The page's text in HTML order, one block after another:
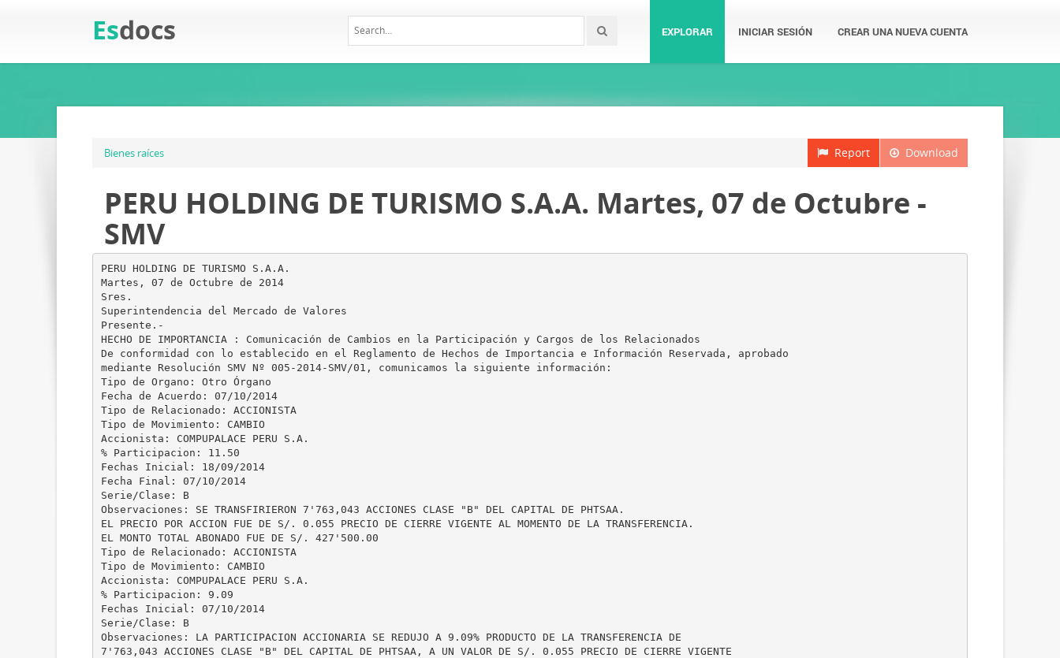
Esdocs EXPLORAR INICIAR SESIÓN CREAR UNA NUEVA CUENTA
Download
Report
Bienes raíces
PERU HOLDING DE TURISMO S.A.A. Martes, 07 de Octubre -
SMV
PERU HOLDING DE TURISMO S.A.A.
Martes, 07 de Octubre de 2014
Sres.
Superintendencia del Mercado de Valores
Presente.-
HECHO DE IMPORTANCIA : Comunicación de Cambios en la Participación y Cargos de los Relacionados
De conformidad con lo establecido en el Reglamento de Hechos de Importancia e Información Reservada, aprobado
mediante Resolución SMV Nº 005-2014-SMV/01, comunicamos la siguiente información:
Tipo de Organo: Otro Órgano
Fecha de Acuerdo: 07/10/2014
Tipo de Relacionado: ACCIONISTA
Tipo de Movimiento: CAMBIO
Accionista: COMPUPALACE PERU S.A.
% Participacion: 11.50
Fechas Inicial: 18/09/2014
Fecha Final: 07/10/2014
Serie/Clase: B
Observaciones: SE TRANSFIRIERON 7'763,043 ACCIONES CLASE "B" DEL CAPITAL DE PHTSAA.
EL PRECIO POR ACCION FUE DE S/. 0.055 PRECIO DE CIERRE VIGENTE AL MOMENTO DE LA TRANSFERENCIA.
EL MONTO TOTAL ABONADO FUE DE S/. 427'500.00
Tipo de Relacionado: ACCIONISTA
Tipo de Movimiento: CAMBIO
Accionista: COMPUPALACE PERU S.A.
% Participacion: 9.09
Fechas Inicial: 07/10/2014
Serie/Clase: B
Observaciones: LA PARTICIPACION ACCIONARIA SE REDUJO A 9.09% PRODUCTO DE LA TRANSFERENCIA DE
7'763,043 ACCIONES CLASE "B" DEL CAPITAL DE PHTSAA, A UN VALOR DE S/. 0.055 PRECIO DE CIERRE VIGENTE